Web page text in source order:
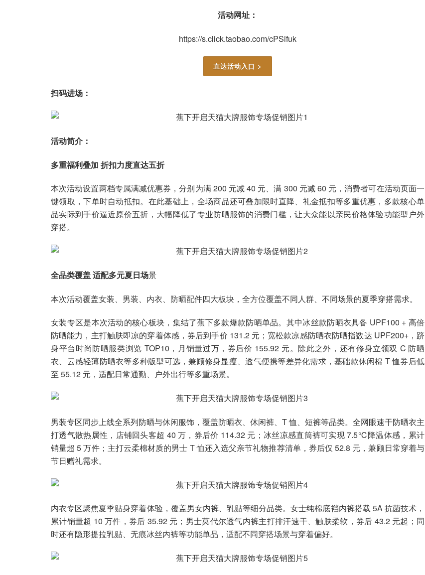
活动网址：
https://s.click.taobao.com/cPSifuk
直达活动入口 >
扫码进场：
活动简介：
多重福利叠加 折扣力度直达五折
本次活动设置两档专属满减优惠券，分别为满 200 元减 40 元、满 300 元减 60 元，消费者可在活动页面一
键领取，下单时自动抵扣。在此基础上，全场商品还可叠加限时直降、礼金抵扣等多重优惠，多款核心单
品实际到手价逼近原价五折，大幅降低了专业防晒服饰的消费门槛，让大众能以亲民价格体验功能型户外
穿搭。
全品类覆盖 适配多元夏日场景
本次活动覆盖女装、男装、内衣、防晒配件四大板块，全方位覆盖不同人群、不同场景的夏季穿搭需求。
女装专区是本次活动的核心板块，集结了蕉下多款爆款防晒单品。其中冰丝款防晒衣具备 UPF100 + 高倍
防晒能力，主打触肤即凉的穿着体感，券后到手价 131.2 元；宽松款凉感防晒衣防晒指数达 UPF200+，跻
身平台时尚防晒服类浏览 TOP10，月销量过万，券后价 155.92 元。除此之外，还有修身立领双 C 防晒
衣、云感轻薄防晒衣等多种版型可选，兼顾修身显瘦、透气便携等差异化需求，基础款休闲棉 T 恤券后低
至 55.12 元，适配日常通勤、户外出行等多重场景。
男装专区同步上线全系列防晒与休闲服饰，覆盖防晒衣、休闲裤、T 恤、短裤等品类。全网眼速干防晒衣主
打透气散热属性，店铺回头客超 40 万，券后价 114.32 元；冰丝凉感直筒裤可实现 7.5℃降温体感，累计
销量超 5 万件；主打云柔棉材质的男士 T 恤还入选父亲节礼物推荐清单，券后仅 52.8 元，兼顾日常穿着与
节日赠礼需求。
内衣专区聚焦夏季贴身穿着体验，覆盖男女内裤、乳贴等细分品类。女士纯棉底裆内裤搭载 5A 抗菌技术，
累计销量超 10 万件，券后 35.92 元；男士莫代尔透气内裤主打排汗速干、触肤柔软，券后 43.2 元起；同
时还有隐形提拉乳贴、无痕冰丝内裤等功能单品，适配不同穿搭场景与穿着偏好。